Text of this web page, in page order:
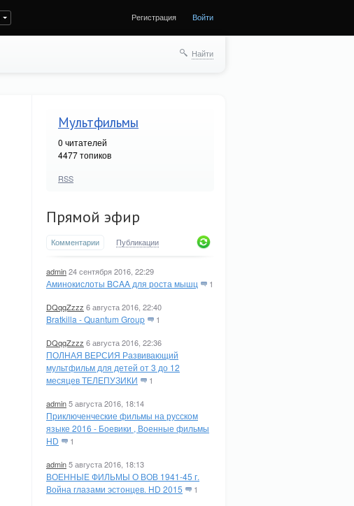
Регистрация Войти
Найти
Мультфильмы
0 читателей
4477 топиков
RSS
Прямой эфир
Комментарии Публикации
admin24 сентября 2016, 22:29
Аминокислоты BCAA для роста мышц 1
DQqqZzzz 6 августа 2016, 22:40
Bratkilla - Quantum Group 1
DQqqZzzz 6 августа 2016, 22:36
ПОЛНАЯ ВЕРСИЯ Развивающий
мультфильм для детей от 3 до 12
месяцев ТЕЛЕПУЗИКИ
1
admin5 августа 2016, 18:14
Приключенческие фильмы на русском
языке 2016 - Боевики , Военные фильмы
HD
1
admin5 августа 2016, 18:13
ВОЕННЫЕ ФИЛЬМЫ О ВОВ 1941-45 г.
Война глазами эстонцев. HD 2015
1